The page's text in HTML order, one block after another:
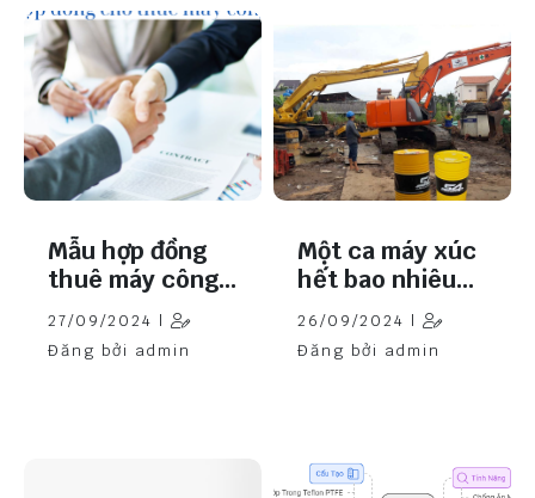
Mẫu hợp đồng
thuê máy công
trình
27/09/2024 |
Đăng bởi admin
Một ca máy xúc
hết bao nhiêu
dầu?
26/09/2024 |
Đăng bởi admin